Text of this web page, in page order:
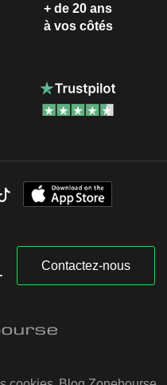
+ de 20 ans
à vos côtés
Contactez-nous